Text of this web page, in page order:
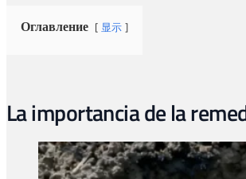
Оглавление 显示
La importancia de la